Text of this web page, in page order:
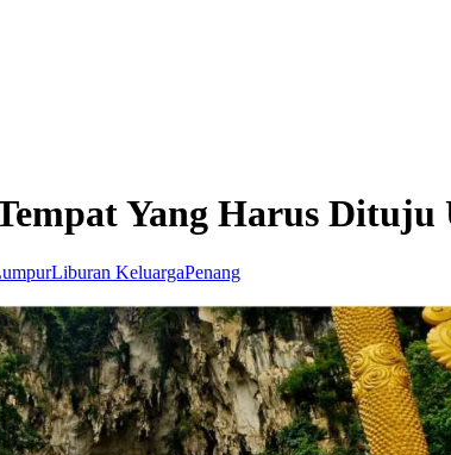
Yang Harus
Liburan KeluargaPenang